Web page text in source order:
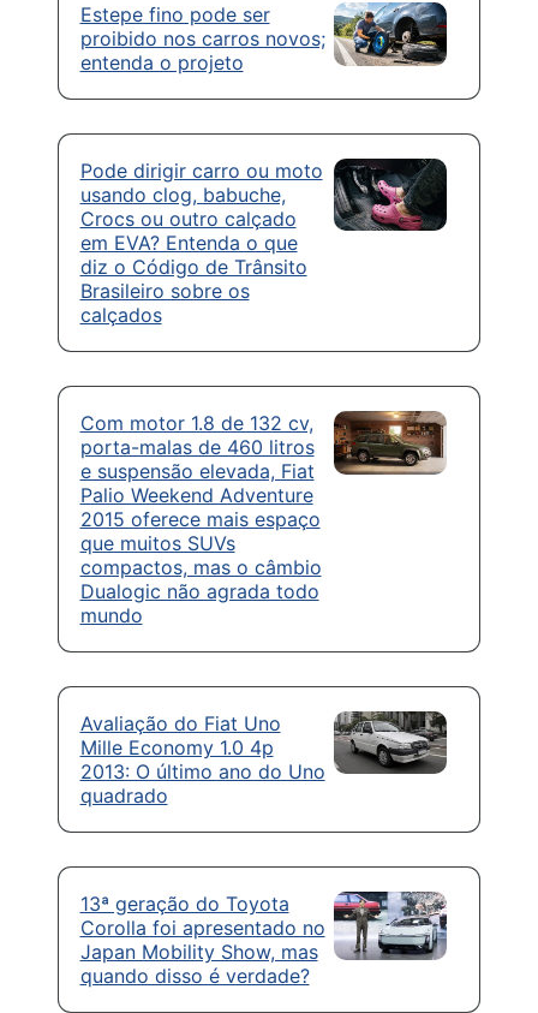
Estepe fino pode ser
proibido nos carros novos;
entenda o projeto
Pode dirigir carro ou moto
usando clog, babuche,
Crocs ou outro calçado
em EVA? Entenda o que
diz o Código de Trânsito
Brasileiro sobre os
calçados
Com motor 1.8 de 132 cv,
porta-malas de 460 litros
e suspensão elevada, Fiat
Palio Weekend Adventure
2015 oferece mais espaço
que muitos SUVs
compactos, mas o câmbio
Dualogic não agrada todo
mundo
Avaliação do Fiat Uno
Mille Economy 1.0 4p
2013: O último ano do Uno
quadrado
13ª geração do Toyota
Corolla foi apresentado no
Japan Mobility Show, mas
quando disso é verdade?